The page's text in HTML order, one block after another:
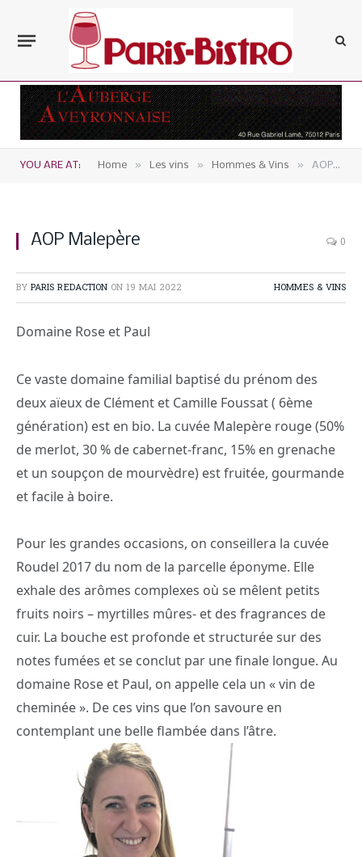
YOU ARE AT: Home » Les vins » Hommes & Vins » AOP Malepère
AOP Malepère 0
BY PARIS REDACTION ON 19 MAI 2022 HOMMES & VINS
Domaine Rose et Paul
Ce vaste domaine familial baptisé du prénom des
deux aïeux de Clément et Camille Foussat ( 6ème
génération) est en bio. La cuvée Malepère rouge (50%
de merlot, 30 % de cabernet-franc, 15% en grenache
et un soupçon de mourvèdre) est fruitée, gourmande
et facile à boire.
Pour les grandes occasions, on conseillera la cuvée
Roudel 2017 du nom de la parcelle éponyme. Elle
exhale des arômes complexes où se mêlent petits
fruits noirs – myrtilles mûres- et des fragrances de
cuir. La bouche est profonde et structurée sur des
notes fumées et se conclut par une finale longue. Au
domaine Rose et Paul, on appelle cela un « vin de
cheminée ». De ces vins que l’on savoure en
contemplant une belle flambée dans l’âtre.